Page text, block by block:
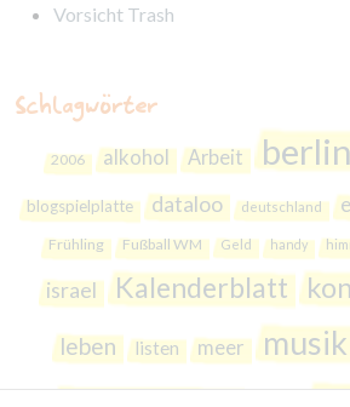
Vorsicht Trash
Schlagwörter
2006 alkohol Arbeit berlin
blogspielplatte dataloo deutschland
Frühling Fußball WM Geld handy
israel Kalenderblatt
leben listen meer musik
Prenzlauer Berg